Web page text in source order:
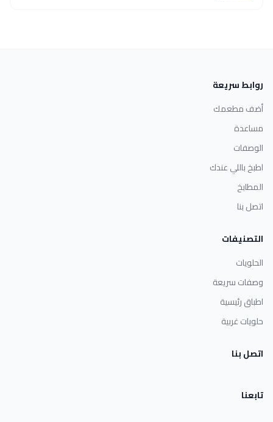
روابط سريعة
أضف مطعمك
مساعدة
الوصفات
اطبخ باللي عندك
المطابخ
اتصل بنا
التصنيفات
الحلويات
وصفات سريعة
اطباق رئيسية
حلويات غربية
اتصل بنا
تابعنا